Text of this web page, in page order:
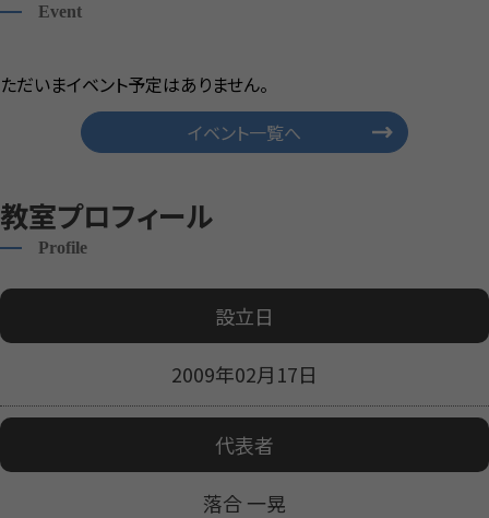
Event
ただいまイベント予定はありません。
イベント一覧へ
教室プロフィール
Profile
設立日
2009年02月17日
代表者
落合 一晃